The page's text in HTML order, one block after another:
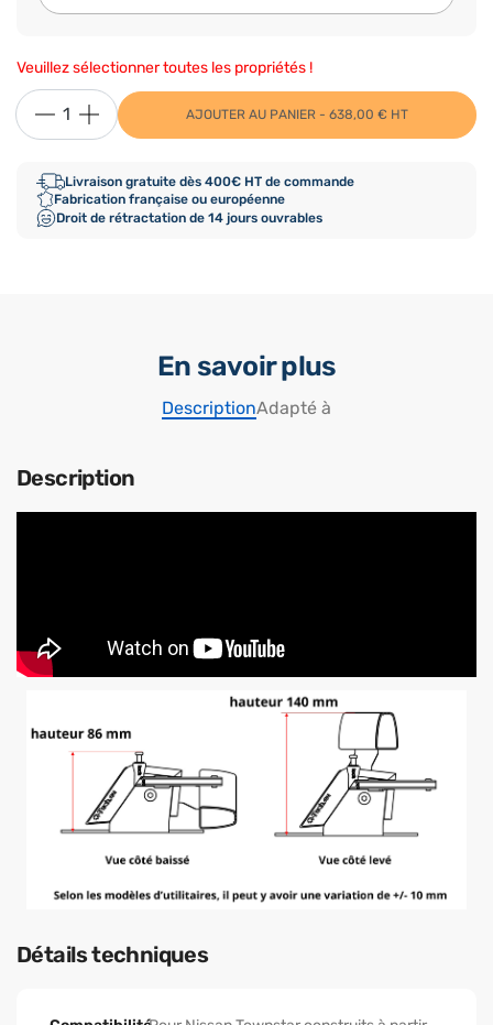
Veuillez sélectionner toutes les propriétés !
AJOUTER AU PANIER - 638,00 € HT
Livraison gratuite dès 400€ HT de commande
Fabrication française ou européenne
Droit de rétractation de 14 jours ouvrables
En savoir plus
DescriptionAdapté à
Description
Détails techniques